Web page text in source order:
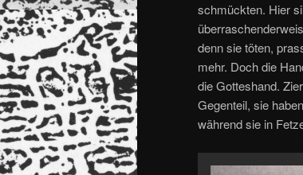
schmückten. Hier
denn sie töten,
mehr. Doch die
die Gotteshand.
Gegenteil, sie
während sie in